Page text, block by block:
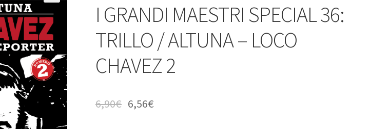
I GRANDI MAESTRI SPECIAL 36:
TRILLO / ALTUNA – LOCO
CHAVEZ 2
6,90€ 6,56€